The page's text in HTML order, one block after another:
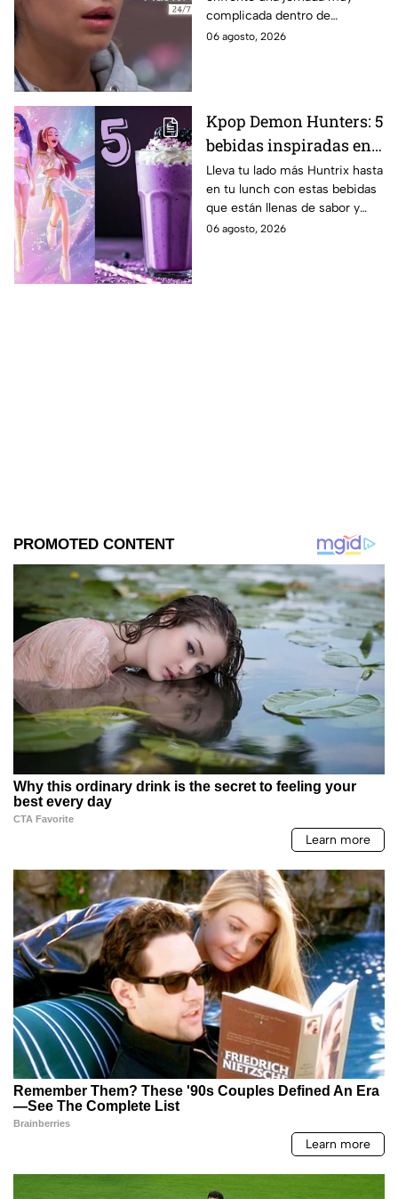
MasterChef 24/7
complicada dentro de
MasterChef 24/7.
06 agosto, 2026
Kpop Demon Hunters: 5
bebidas inspiradas en
las guerreras Huntrix
para llevar a la escuela
este regreso a clases
2026; son saludables y
Lleva tu lado más Huntrix hasta
en tu lunch con estas bebidas
que están llenas de sabor y
frescura.
06 agosto, 2026